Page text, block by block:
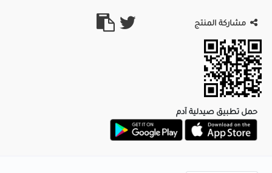
مشاركة المنتج
حمل تطبيق صيدلية آدم